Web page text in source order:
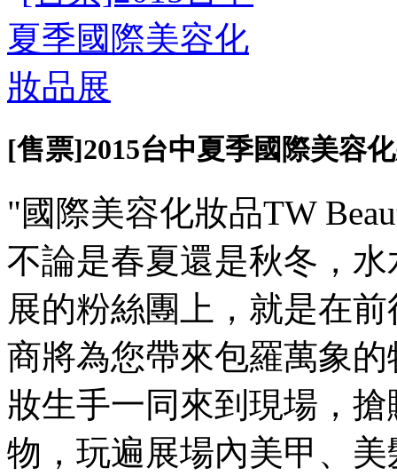
[售票]2015台中夏季國際美容
"國際美容化妝品TW
不論是春夏還是秋冬，
展的粉絲團上，就是在
商將為您帶來包羅萬象
妝生手一同來到現場，
物，玩遍展場內美甲、